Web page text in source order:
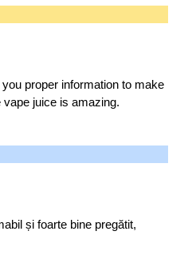
proper information to make
juice is amazing.
și foarte bine pregătit,